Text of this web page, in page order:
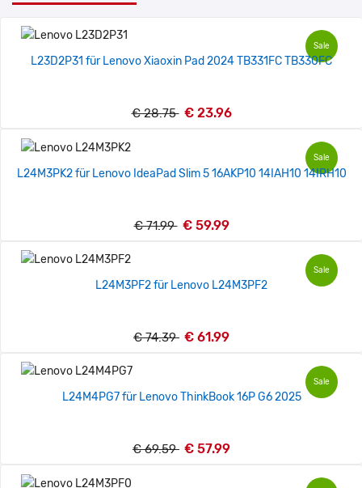
Sale
L23D2P31 für Lenovo Xiaoxin Pad 2024 TB331FC TB330FC
€ 28.75 € 23.96
Sale
L24M3PK2 für Lenovo IdeaPad Slim 5 16AKP10 14IAH10 14IRH10
€ 71.99 € 59.99
Sale
L24M3PF2 für Lenovo L24M3PF2
€ 74.39 € 61.99
Sale
L24M4PG7 für Lenovo ThinkBook 16P G6 2025
€ 69.59 € 57.99